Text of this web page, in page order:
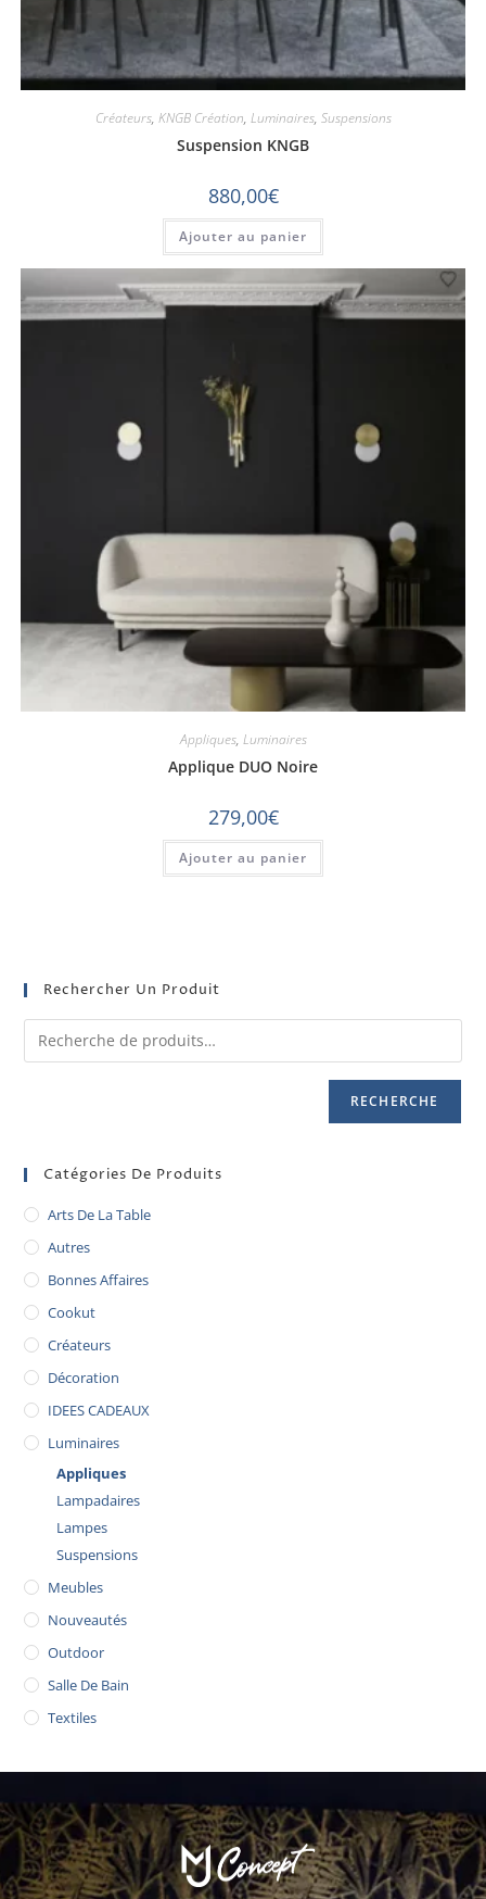
Créateurs, KNGB Création, Luminaires, Suspensions
Suspension KNGB
880,00€
Ajouter au panier
Appliques, Luminaires
Applique DUO Noire
279,00€
Ajouter au panier
Rechercher Un Produit
RECHERCHE
Catégories De Produits
Arts De La Table
Autres
Bonnes Affaires
Cookut
Créateurs
Décoration
IDEES CADEAUX
Luminaires
Appliques
Lampadaires
Lampes
Suspensions
Meubles
Nouveautés
Outdoor
Salle De Bain
Textiles